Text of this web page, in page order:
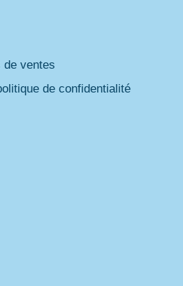
de ventes
de confidentialité